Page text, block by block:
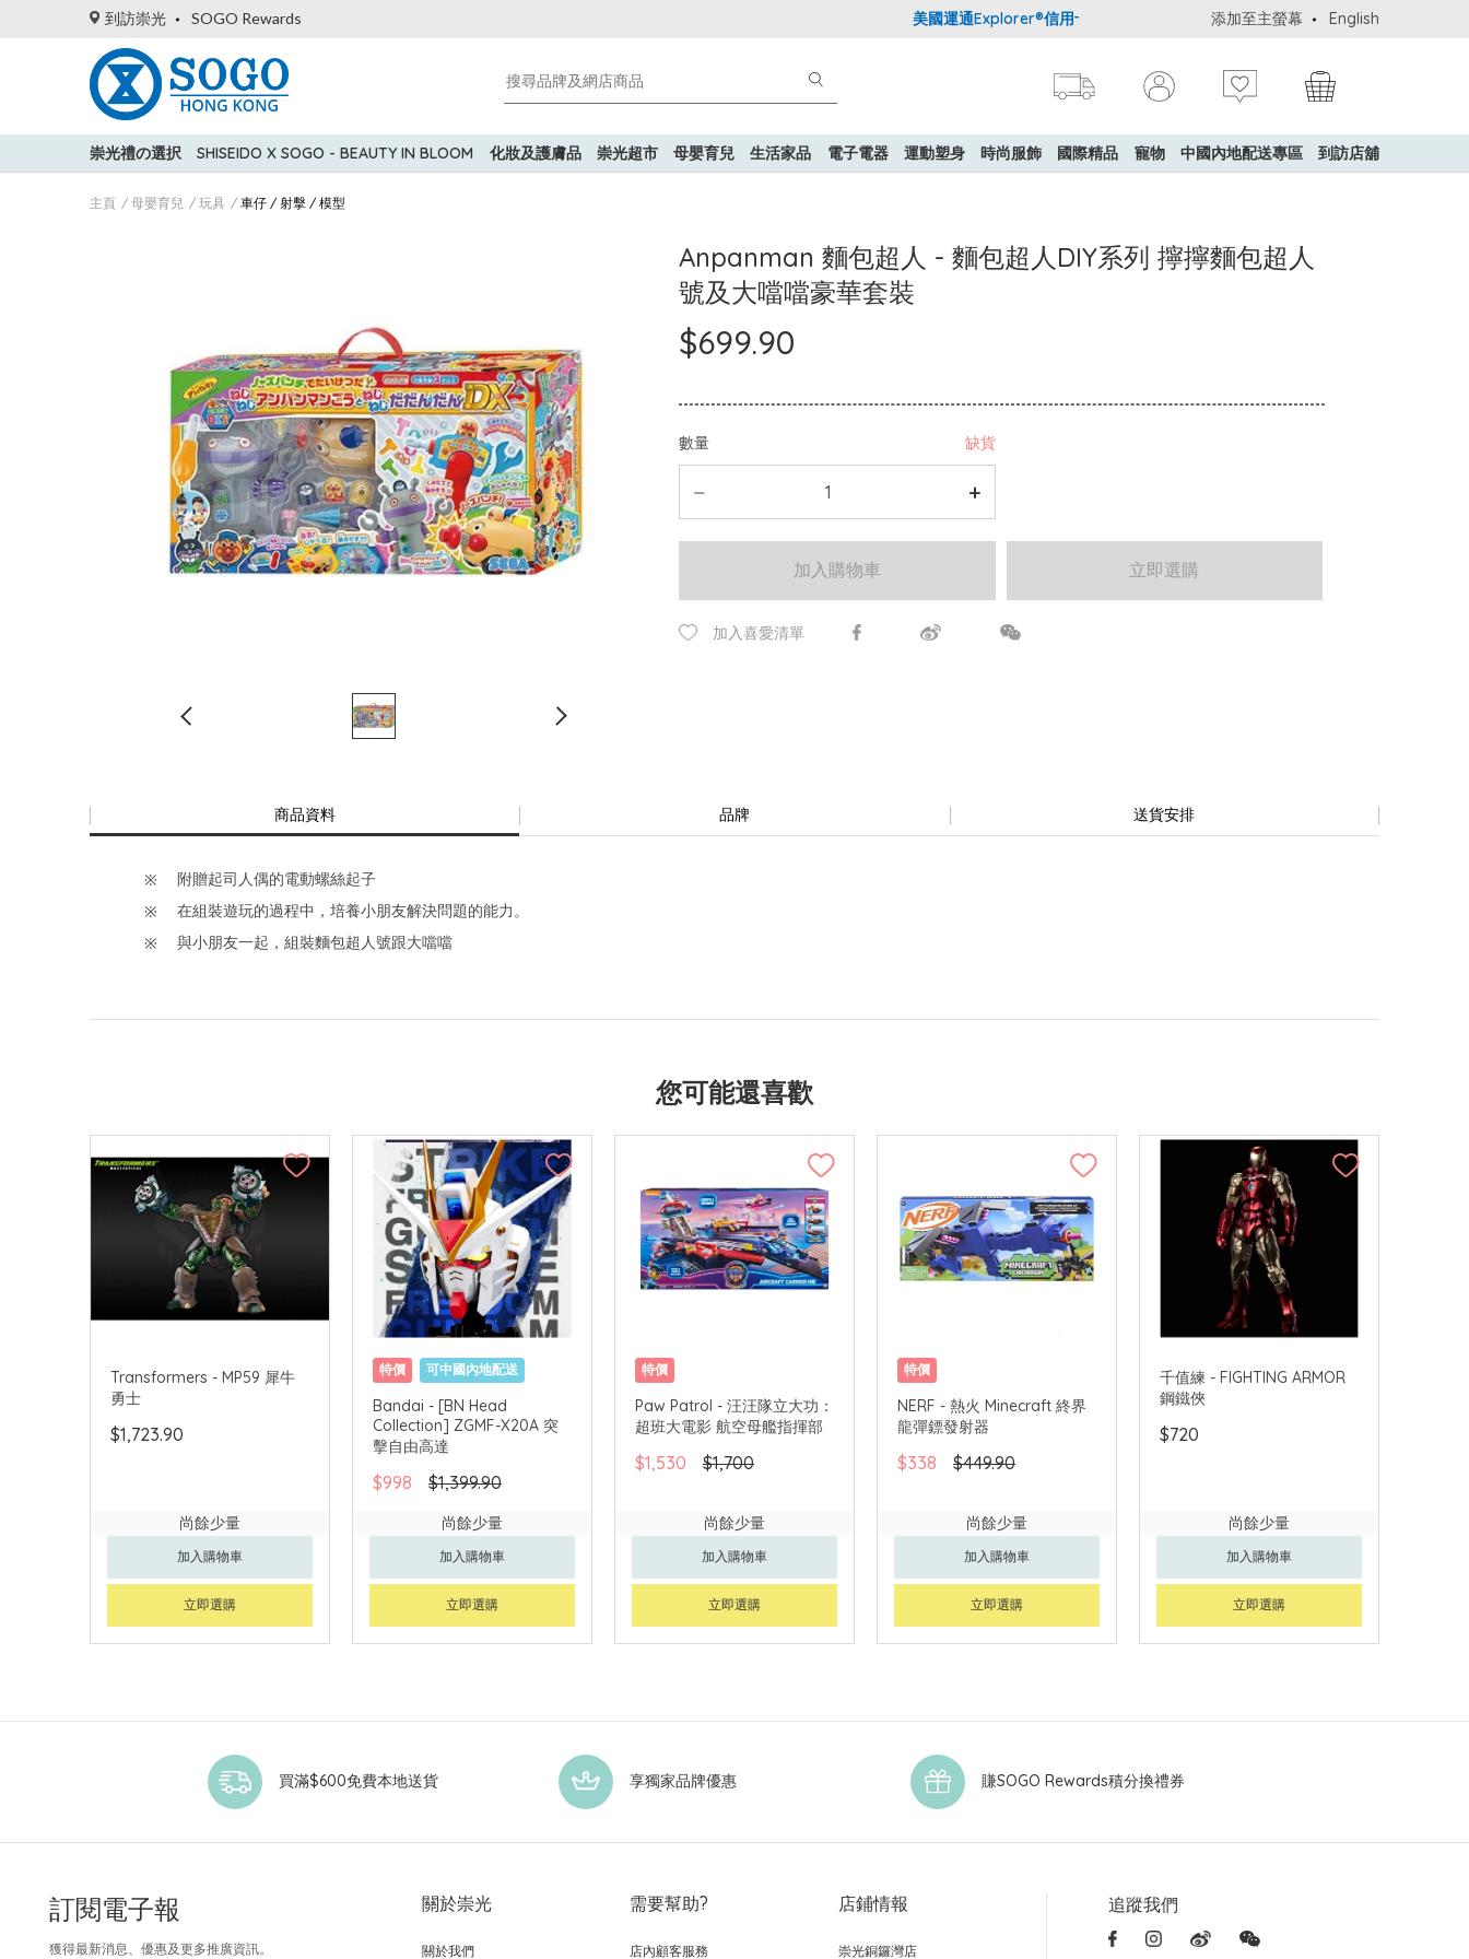
到訪崇光 SOGO Rewards 美國運通Explorer®信用卡會員購物禮遇：高達5%簽賬回贈！ 購買一般貨品(冷凍食
添加至主螢幕 English
崇光禮の選択 SHISEIDO X SOGO - BEAUTY IN BLOOM 化妝及護膚品 崇光超市 母嬰育兒 生活家品 電子電器 運動塑身 時尚服飾 國際精品 寵物 中國內地配送專區 到訪店舖
主頁 母嬰育兒 玩具 車仔 / 射擊 / 模型
Anpanman 麵包超人 - 麵包超人DIY系列 擰擰麵包超人
號及大噹噹豪華套裝
$699.90
數量 缺貨
加入購物車 立即選購
加入喜愛清單
商品資料 品牌 送貨安排
附贈起司人偶的電動螺絲起子
在組裝遊玩的過程中，培養小朋友解決問題的能力。
與小朋友一起，組裝麵包超人號跟大噹噹
您可能還喜歡
Transformers - MP59 犀牛
勇士
$1,723.90
尚餘少量
加入購物車
立即選購
特價 可中國內地配送
Bandai - [BN Head
Collection] ZGMF-X20A 突
擊自由高達
$998 $1,399.90
尚餘少量
加入購物車
立即選購
特價
Paw Patrol - 汪汪隊立大功：
超班大電影 航空母艦指揮部
$1,530 $1,700
尚餘少量
加入購物車
立即選購
特價
NERF - 熱火 Minecraft 終界
龍彈鏢發射器
$338 $449.90
尚餘少量
加入購物車
立即選購
千值練 - FIGHTING ARMOR
鋼鐵俠
$720
尚餘少量
加入購物車
立即選購
買滿$600免費本地送貨 享獨家品牌優惠 賺SOGO Rewards積分換禮券
訂閱電子報
獲得最新消息、優惠及更多推廣資訊。
關於崇光
關於我們
需要幫助?
店內顧客服務
店鋪情報
崇光銅鑼灣店
追蹤我們